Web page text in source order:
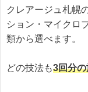
クレアージュ札幌
ション・マイクロ
類から選べます。
どの技法も3回分